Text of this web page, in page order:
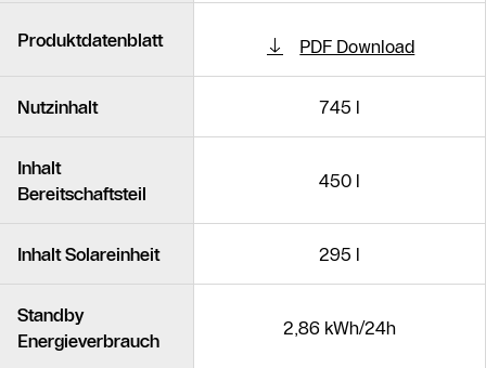
Produktdatenblatt PDF Download
Nutzinhalt 745 l
Inhalt
Bereitschaftsteil
450 l
Inhalt Solareinheit 295 l
Standby
Energieverbrauch
2,86 kWh/24h